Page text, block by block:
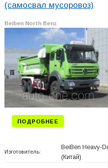
(самосвал мусоровоз)
Beiben North Benz
ПОДРОБНЕЕ
Изготовитель:
BeiBen Heavy-
(Китай)